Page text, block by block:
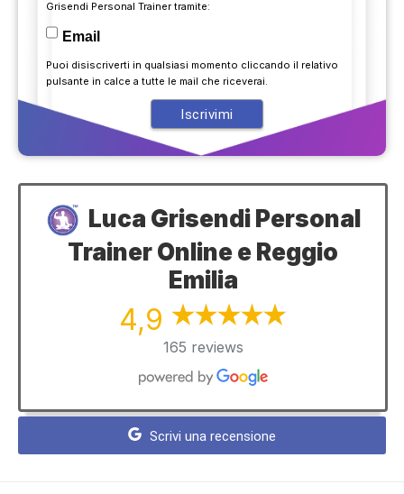
Grisendi Personal Trainer tramite:
Email
Puoi disiscriverti in qualsiasi momento cliccando il relativo
pulsante in calce a tutte le mail che riceverai.
Luca Grisendi Personal
Trainer Online e Reggio
Emilia
4,9
165 reviews
Scrivi una recensione